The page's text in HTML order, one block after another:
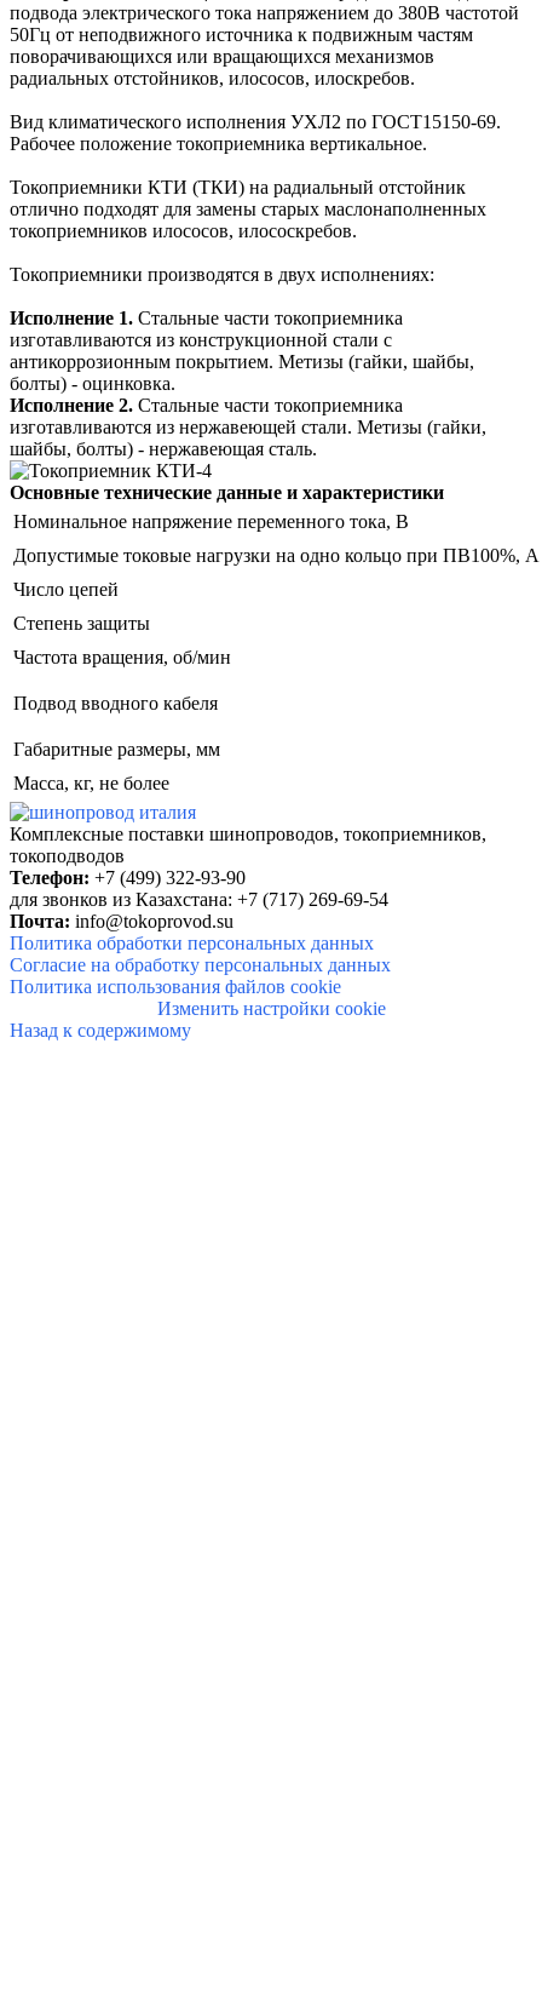
подвода электрического тока напряжением до 380В частотой
50Гц от неподвижного источника к подвижным частям
поворачивающихся или вращающихся механизмов
радиальных отстойников, илососов, илоскребов.
Вид климатического исполнения УХЛ2 по ГОСТ15150-69.
Рабочее положение токоприемника вертикальное.
Токоприемники КТИ (ТКИ) на радиальный отстойник
отлично подходят для замены старых маслонаполненных
токоприемников илососов, илососкребов.
Токоприемники производятся в двух исполнениях:
Исполнение 1. Стальные части токоприемника
изготавливаются из конструкционной стали с
антикоррозионным покрытием. Метизы (гайки, шайбы,
болты) - оцинковка.
Исполнение 2. Стальные части токоприемника
изготавливаются из нержавеющей стали. Метизы (гайки,
шайбы, болты) - нержавеющая сталь.
Основные технические данные и характеристики
Номинальное напряжение переменного тока, В
Допустимые токовые нагрузки на одно кольцо при ПВ100%, А
Число цепей
Степень защиты
Частота вращения, об/мин
Подвод вводного кабеля
Габаритные размеры, мм
Масса, кг, не более
Комплексные поставки шинопроводов, токоприемников,
токоподводов
Телефон: +7 (499) 322-93-90
для звонков из Казахстана: +7 (717) 269-69-54
Почта: info@tokoprovod.su
Политика обработки персональных данных
Согласие на обработку персональных данных
Политика использования файлов cookie
Изменить настройки cookie
Назад к содержимому